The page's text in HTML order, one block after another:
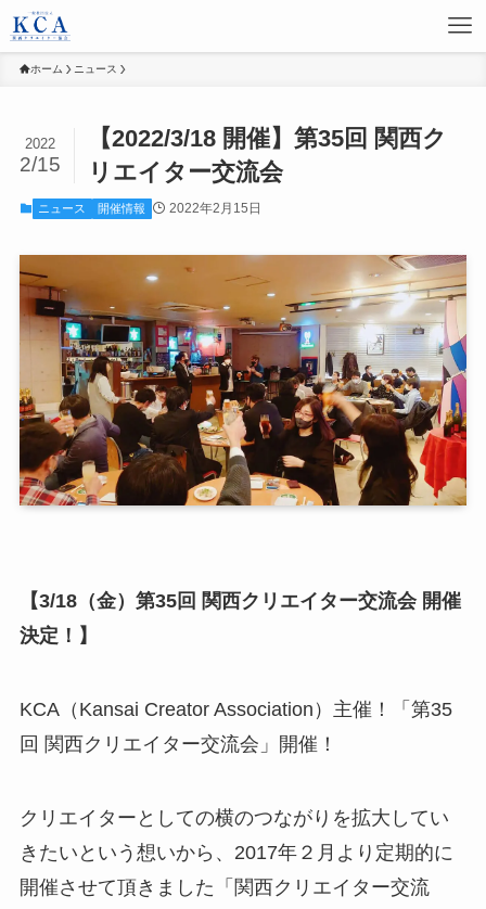
ホーム ニュース
【2022/3/18 開催】第35回 関西ク
リエイター交流会
2022
2/15
ニュース 開催情報 2022年2月15日
【3/18（金）第35回 関西クリエイター交流会 開催
決定！】
KCA（Kansai Creator Association）主催！「第35
回 関西クリエイター交流会」開催！
クリエイターとしての横のつながりを拡大してい
きたいという想いから、2017年２月より定期的に
開催させて頂きました「関西クリエイター交流